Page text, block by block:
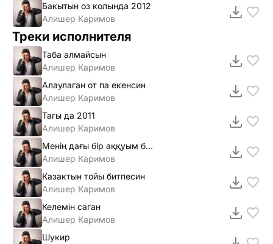
Бакытын оз колында 2012
Алишер Каримов
Треки исполнителя
Таба алмайсын
Алишер Каримов
Алаулаган от па екенсин
Алишер Каримов
Тагы да 2011
Алишер Каримов
Менiң дағы бiр аққуым бар шығар (2012)
Алишер Каримов
Казактын тойы битпесин
Алишер Каримов
Келемiн саган
Алишер Каримов
Шукир